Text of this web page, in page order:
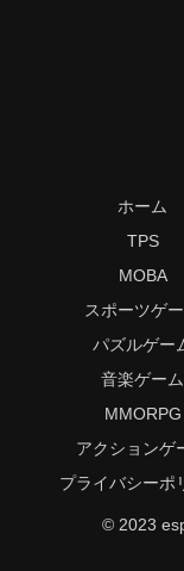
ホーム
TPS
MOBA
スポーツゲ
パズルゲー
音楽ゲーム
MMORPG
アクションゲ
プライバシーポ
© 2023